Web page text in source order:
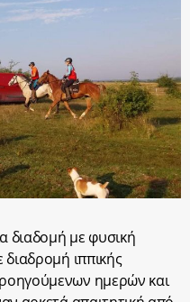
διαδομή με φυσική
ιππικής
ημερών και